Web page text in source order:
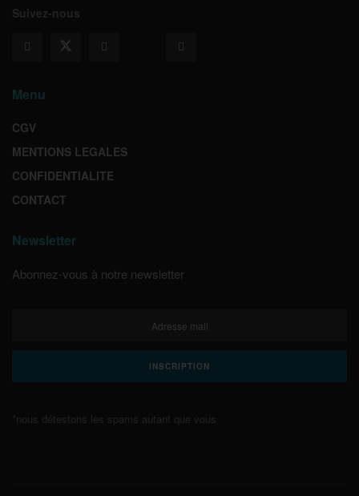
Suivez-nous
Menu
CGV
MENTIONS LEGALES
CONFIDENTIALITE
CONTACT
Newsletter
Abonnez-vous à notre newsletter
*nous détestons les spams autant que vous